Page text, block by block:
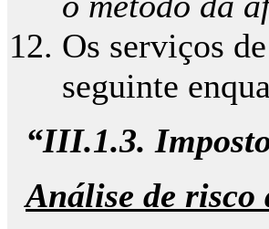
Os serviços
seguinte
“III.1.3.
Análise de risco